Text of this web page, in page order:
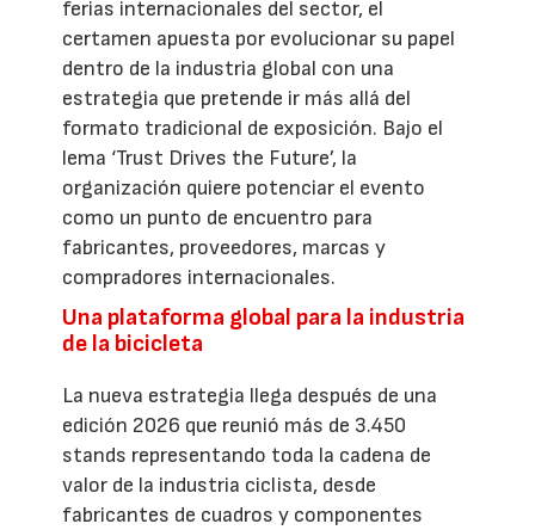
ferias internacionales del sector, el
certamen apuesta por evolucionar su papel
dentro de la industria global con una
estrategia que pretende ir más allá del
formato tradicional de exposición. Bajo el
lema ‘Trust Drives the Future’, la
organización quiere potenciar el evento
como un punto de encuentro para
fabricantes, proveedores, marcas y
compradores internacionales.
Una plataforma global para la industria
de la bicicleta
La nueva estrategia llega después de una
edición 2026 que reunió más de 3.450
stands representando toda la cadena de
valor de la industria ciclista, desde
fabricantes de cuadros y componentes